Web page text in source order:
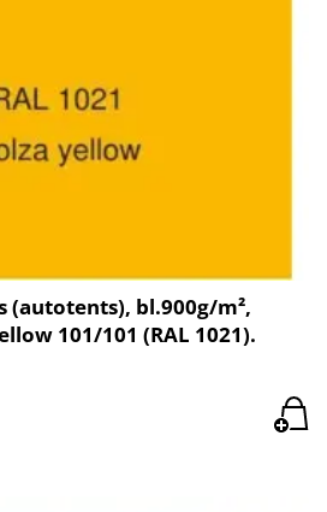
(autotents), bl.900g/m²,
101/101 (RAL 1021).